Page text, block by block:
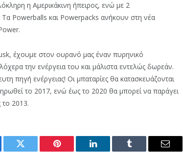
η Αμερικάκινη ήπειρος, ενώ με 2
Powerballs και Powerpacks ανήκουν στη νέα
έχουμε στον ουρανό μας έναν πυρηνικό
την ενέργεια του και μάλιστα εντελώς δωρεάν.
πηγή ενέργειας! Οι μπαταρίες θα κατασκευάζονται
το 2017, ενώ έως το 2020 θα μπορεί να παράγει
2013.
Twitter Pinterest LinkedIn Tumblr Email